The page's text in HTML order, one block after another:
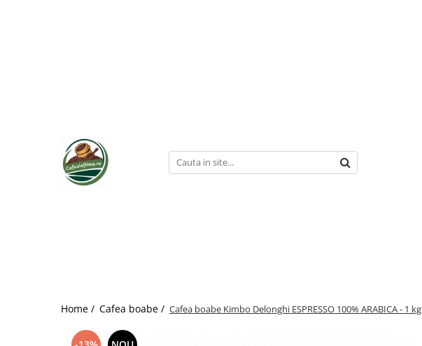
Home / Cafea boabe / Cafea boabe Kimbo Delonghi ESPRESSO 100% ARABICA - 1 kg